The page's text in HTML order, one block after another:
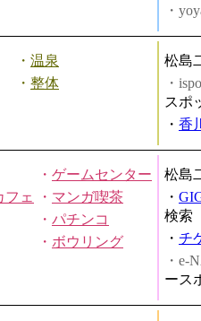
・
・ 温泉
・ 整体
松島
・
スポ
・ 香
・ ゲームセンター
フェ ・ マンガ喫茶
・ パチンコ
・ ボウリング
松島
・
検索
・ チ
・e-
ース